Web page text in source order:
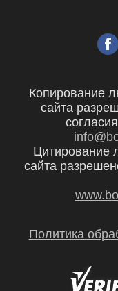
Копирование
сайта
Цитирование
сайта
Политика